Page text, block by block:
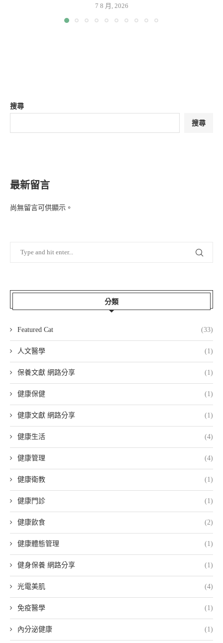
7 8 月, 2026
搜尋
搜尋
最新留言
尚無留言可供顯示。
分類
Featured Cat (33)
人文醫學 (1)
保養文獻 網路分享 (1)
健康保健 (1)
健康文獻 網路分享 (1)
健康生活 (4)
健康管理 (4)
健康衛教 (1)
健康門診 (1)
健康飲食 (2)
健康體態管理 (1)
健身保養 網路分享 (1)
光電美肌 (4)
免疫醫學 (1)
內分泌健康 (1)